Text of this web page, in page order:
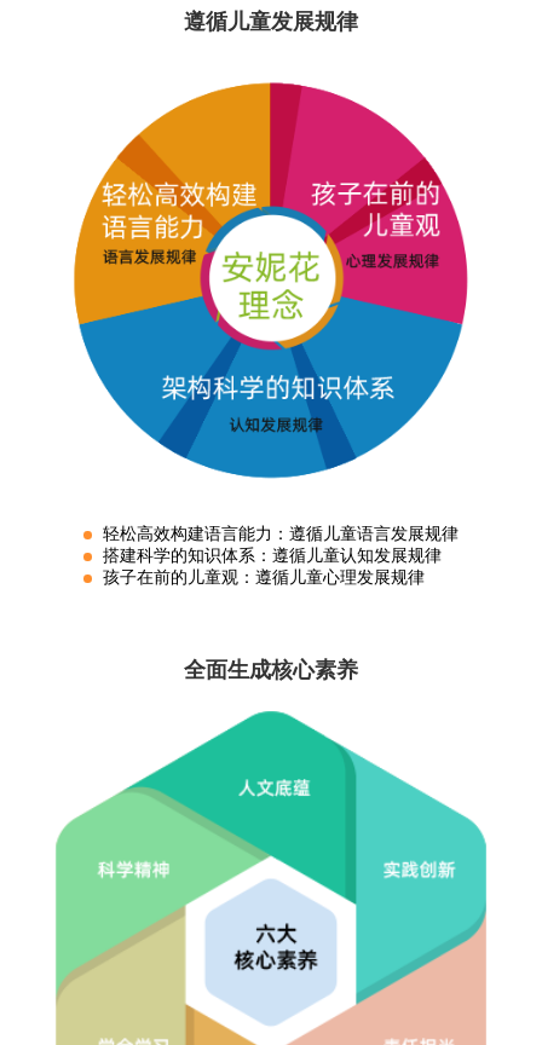
遵循儿童发展规律
轻松高效构建语言能力：遵循儿童语言发展规律
搭建科学的知识体系：遵循儿童认知发展规律
孩子在前的儿童观：遵循儿童心理发展规律
全面生成核心素养